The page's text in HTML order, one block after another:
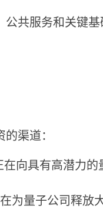
共服务和关键
渠道：
向具有高潜力的
为量子公司释放